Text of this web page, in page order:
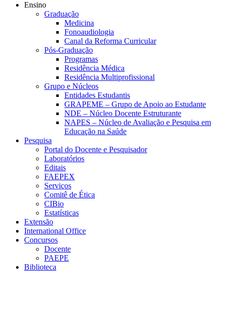
Ensino
Graduação
Medicina
Fonoaudiologia
Canal da Reforma Curricular
Pós-Graduação
Programas
Residência Médica
Residência Multiprofissional
Grupo e Núcleos
Entidades Estudantis
GRAPEME – Grupo de Apoio ao Estudante
NDE – Núcleo Docente Estruturante
NAPES – Núcleo de Avaliação e Pesquisa em
Educação na Saúde
Pesquisa
Portal do Docente e Pesquisador
Laboratórios
Editais
FAEPEX
Serviços
Comitê de Ética
CIBio
Estatísticas
Extensão
International Office
Concursos
Docente
PAEPE
Biblioteca